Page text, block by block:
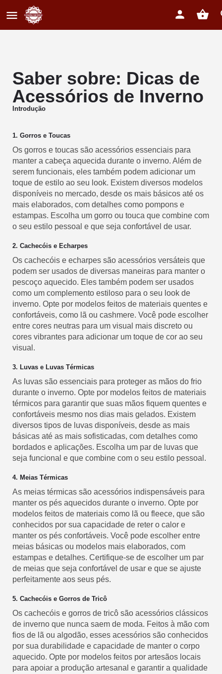
Saber sobre: Dicas de
Acessórios de Inverno
Introdução
1. Gorros e Toucas
Os gorros e toucas são acessórios essenciais para
manter a cabeça aquecida durante o inverno. Além de
serem funcionais, eles também podem adicionar um
toque de estilo ao seu look. Existem diversos modelos
disponíveis no mercado, desde os mais básicos até os
mais elaborados, com detalhes como pompons e
estampas. Escolha um gorro ou touca que combine com
o seu estilo pessoal e que seja confortável de usar.
2. Cachecóis e Echarpes
Os cachecóis e echarpes são acessórios versáteis que
podem ser usados de diversas maneiras para manter o
pescoço aquecido. Eles também podem ser usados
como um complemento estiloso para o seu look de
inverno. Opte por modelos feitos de materiais quentes e
confortáveis, como lã ou cashmere. Você pode escolher
entre cores neutras para um visual mais discreto ou
cores vibrantes para adicionar um toque de cor ao seu
visual.
3. Luvas e Luvas Térmicas
As luvas são essenciais para proteger as mãos do frio
durante o inverno. Opte por modelos feitos de materiais
térmicos para garantir que suas mãos fiquem quentes e
confortáveis mesmo nos dias mais gelados. Existem
diversos tipos de luvas disponíveis, desde as mais
básicas até as mais sofisticadas, com detalhes como
bordados e aplicações. Escolha um par de luvas que
seja funcional e que combine com o seu estilo pessoal.
4. Meias Térmicas
As meias térmicas são acessórios indispensáveis para
manter os pés aquecidos durante o inverno. Opte por
modelos feitos de materiais como lã ou fleece, que são
conhecidos por sua capacidade de reter o calor e
manter os pés confortáveis. Você pode escolher entre
meias básicas ou modelos mais elaborados, com
estampas e detalhes. Certifique-se de escolher um par
de meias que seja confortável de usar e que se ajuste
perfeitamente aos seus pés.
5. Cachecóis e Gorros de Tricô
Os cachecóis e gorros de tricô são acessórios clássicos
de inverno que nunca saem de moda. Feitos à mão com
fios de lã ou algodão, esses acessórios são conhecidos
por sua durabilidade e capacidade de manter o corpo
aquecido. Opte por modelos feitos por artesãos locais
para apoiar a produção artesanal e garantir a qualidade